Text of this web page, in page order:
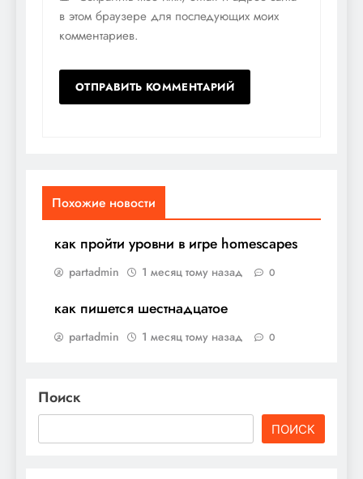
в этом браузере для последующих моих
комментариев.
Похожие новости
как пройти уровни в игре homescapes
partadmin 1 месяц тому назад 0
как пишется шестнадцатое
partadmin 1 месяц тому назад 0
Поиск
ПОИСК